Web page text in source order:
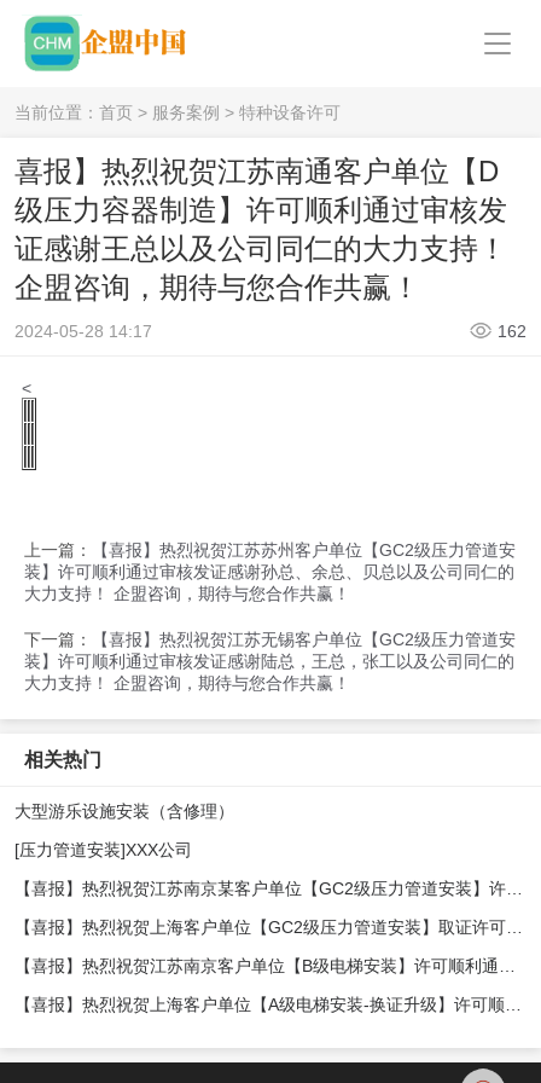
当前位置： 首页 > 服务案例 > 特种设备许可
喜报】热烈祝贺江苏南通客户单位【D
级压力容器制造】许可顺利通过审核发
证感谢王总以及公司同仁的大力支持！
企盟咨询，期待与您合作共赢！
2024-05-28 14:17 162
<
上一篇：
【喜报】热烈祝贺江苏苏州客户单位【GC2级压力管道安
装】许可顺利通过审核发证感谢孙总、余总、贝总以及公司同仁的
大力支持！ 企盟咨询，期待与您合作共赢！
下一篇：
【喜报】热烈祝贺江苏无锡客户单位【GC2级压力管道安
装】许可顺利通过审核发证感谢陆总，王总，张工以及公司同仁的
大力支持！ 企盟咨询，期待与您合作共赢！
相关热门
大型游乐设施安装（含修理）
[压力管道安装]XXX公司